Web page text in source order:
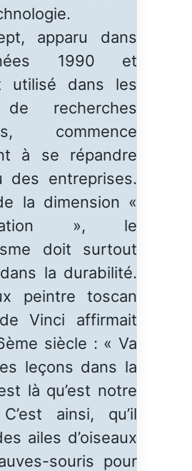
apparu dans
1990 et
utilisé dans les
recherches
commence
à se répandre
des entreprises.
la dimension «
», le
doit surtout
la durabilité.
peintre toscan
Vinci affirmait
siècle : « Va
leçons dans la
là qu’est notre
ainsi, qu’il
ailes d’oiseaux
souris pour